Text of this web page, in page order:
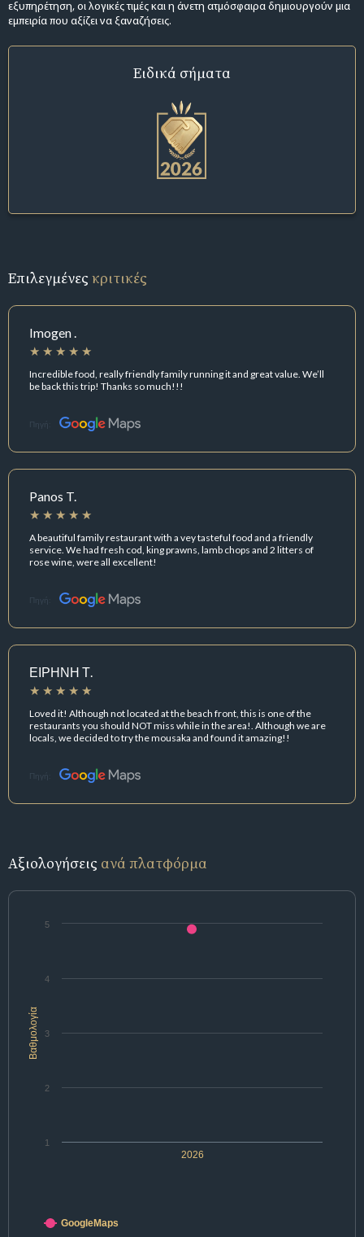
εξυπηρέτηση, οι λογικές τιμές και η άνετη ατμόσφαιρα δημιουργούν μια
εμπειρία που αξίζει να ξαναζήσεις.
Ειδικά σήματα
Επιλεγμένεςκριτικές
Imogen .
Incredible food, really friendly family running it and great value. We’ll
be back this trip! Thanks so much!!!
Πηγή:
Panos T.
A beautiful family restaurant with a vey tasteful food and a friendly
service. We had fresh cod, king prawns, lamb chops and 2 litters of
rose wine, were all excellent!
Πηγή:
ΕΙΡΗΝΗ Τ.
Loved it! Although not located at the beach front, this is one of the
restaurants you should NOT miss while in the area!. Although we are
locals, we decided to try the mousaka and found it amazing!!
Πηγή:
Αξιολογήσεις ανά πλατφόρμα
Βαθμολογία
2026
1
2
3
4
5
GoogleMaps